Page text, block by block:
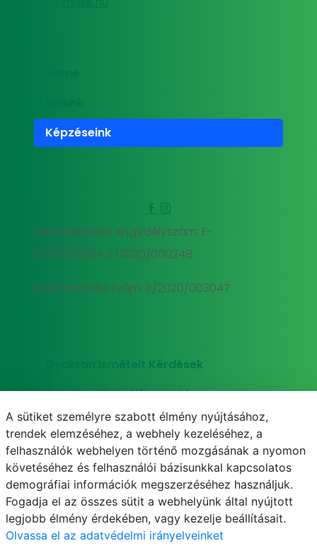
Képzéseink
Felnőttképzési engedélyszám: E-
000293/2014, E/2020/000248
Nyilvántartási szám: B/2020/003047
Gyakran Ismételt Kérdések
Adatkezelési tájékoztató
Süti (cookie) tájékoztató
E-mail Telefonkönyv NEPTUN E-learning
A sütiket személyre szabott élmény nyújtásához,
trendek elemzéséhez, a webhely kezeléséhez, a
felhasználók webhelyen történő mozgásának a nyomon
követéséhez és felhasználói bázisunkkal kapcsolatos
demográfiai információk megszerzéséhez használjuk.
Fogadja el az összes sütit a webhelyünk által nyújtott
legjobb élmény érdekében, vagy kezelje beállításait.
Olvassa el az adatvédelmi irányelveinket